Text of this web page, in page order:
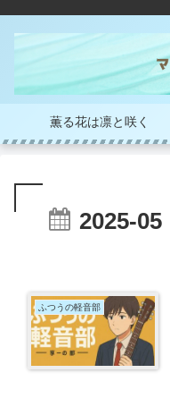
薫る花は凛と咲く
2025-05
ふつうの軽音部